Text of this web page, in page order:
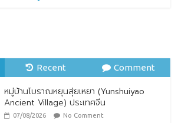
Recent Comment
หมู่บ้านโบราณหยุนสุ่ยเหยา (Yunshuiyao
Ancient Village) ประเทศจีน
07/08/2026 No Comment